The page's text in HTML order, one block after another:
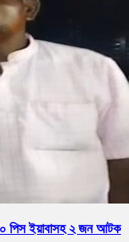
পিস ইয়াবাসহ ২ জন আটক